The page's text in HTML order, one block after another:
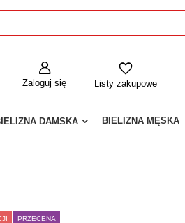
Zaloguj się Listy zakupowe
DAMSKA BIELIZNA MĘSKA
PRZECENA